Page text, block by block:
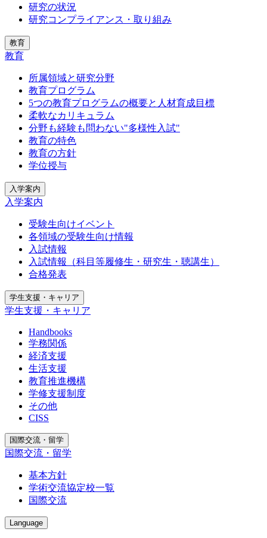
研究の状況
研究コンプライアンス・取り組み
教育
教育
所属領域と研究分野
教育プログラム
5つの教育プログラムの概要と人材育成目標
柔軟なカリキュラム
分野も経験も問わない"多様性入試"
教育の特色
教育の方針
学位授与
入学案内
入学案内
受験生向けイベント
各領域の受験生向け情報
入試情報
入試情報（科目等履修生・研究生・聴講生）
合格発表
学生支援・キャリア
学生支援・キャリア
Handbooks
学務関係
経済支援
生活支援
教育推進機構
学修支援制度
その他
CISS
国際交流・留学
国際交流・留学
基本方針
学術交流協定校一覧
国際交流
Language